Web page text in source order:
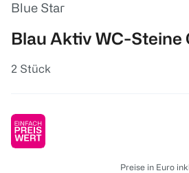
Blue Star
Blau Aktiv WC-Steine
2 Stück
Preise in Euro